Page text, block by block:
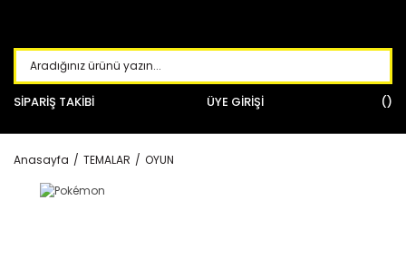
SİPARİŞ TAKİBİ ÜYE GİRİŞİ
Anasayfa TEMALAR OYUN